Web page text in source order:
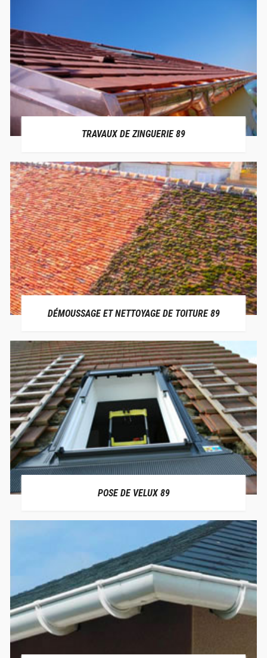
TRAVAUX DE ZINGUERIE 89
DÉMOUSSAGE ET NETTOYAGE DE TOITURE 89
POSE DE VELUX 89